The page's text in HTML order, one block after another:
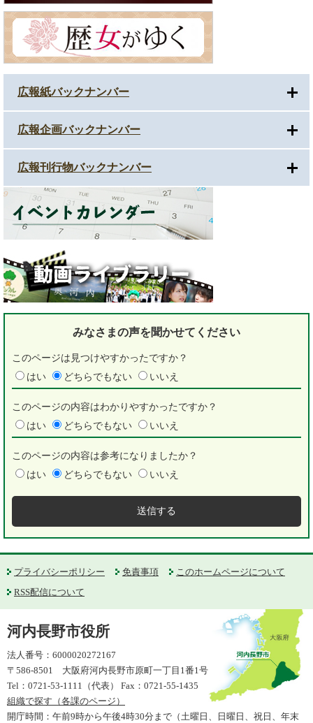
広報紙バックナンバー
広報企画バックナンバー
広報刊行物バックナンバー
みなさまの声を聞かせてください
このページは見つけやすかったですか？
はい
どちらでもない いいえ
このページの内容はわかりやすかったですか？
はい
どちらでもない いいえ
このページの内容は参考になりましたか？
はい
どちらでもない いいえ
プライバシーポリシー 免責事項
このホームページについて
RSS配信について
河内長野市役所
法人番号：6000020272167
〒586-8501 大阪府河内長野市原町一丁目1番1号
Tel：0721-53-1111（代表） Fax：0721-55-1435
組織で探す（各課のページ）
開庁時間：午前9時から午後4時30分まで（土曜日、日曜日、祝日、年末